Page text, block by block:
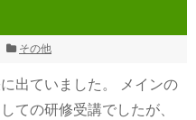
その他
出ていました。 メインの
ての研修受講でしたが、